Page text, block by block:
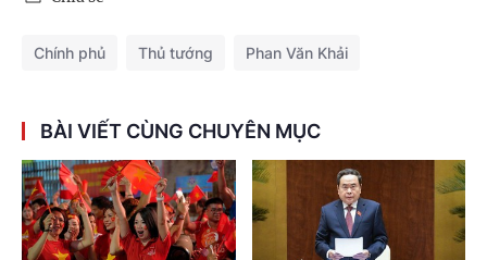
Chính phủ Thủ tướng Phan Văn Khải
BÀI VIẾT CÙNG CHUYÊN MỤC